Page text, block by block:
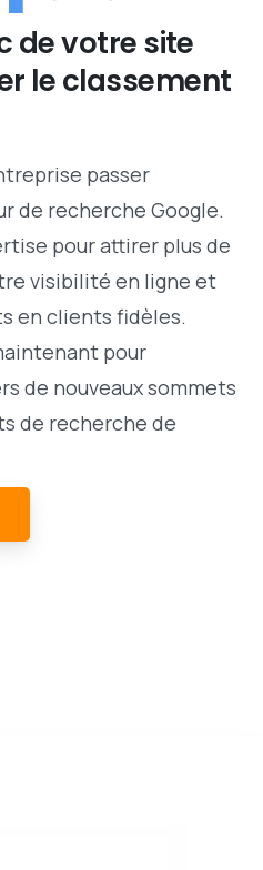
devotresite
leclassement
passer
de recherche Google.
pour attirer plus de
visibilité en ligne et
en clients fidèles.
pour
de nouveaux sommets
de recherche de